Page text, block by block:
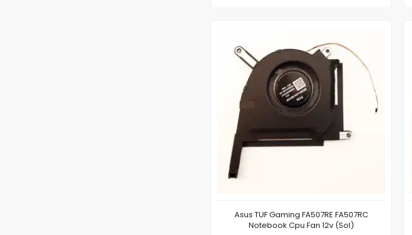
Asus TUF Gaming FA507RE FA507RC
Notebook Cpu Fan 12v (Sol)